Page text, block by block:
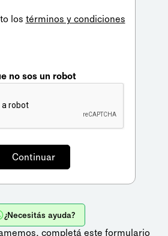
los términos y condiciones
no sos un robot
¿Necesitás ayuda?
completá este formulario